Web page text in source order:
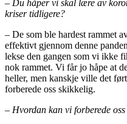
– Du håper vi skal lære av
kriser tidligere?
– De som ble hardest rammet
effektivt gjennom denne
lekse den gangen som vi ikke
nok rammet. Vi får jo håpe at
heller, men kanskje ville det
forberede oss skikkelig.
– Hvordan kan vi forberede oss